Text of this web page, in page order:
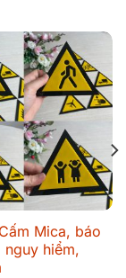
Mica, báo
nguy hiểm,